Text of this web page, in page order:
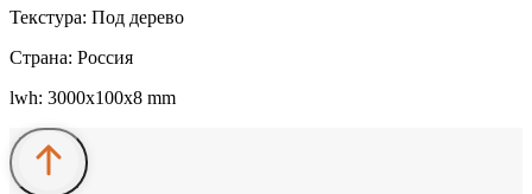
Текстура: Под дерево
Страна: Россия
lwh: 3000x100x8 mm